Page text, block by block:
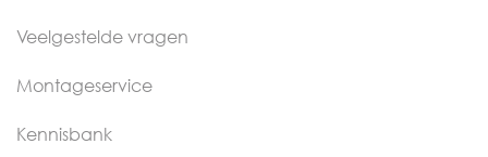
Veelgestelde vragen
Montageservice
Kennisbank